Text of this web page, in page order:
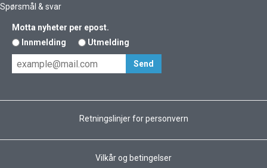
Spørsmål & svar
Motta nyheter per epost.
Innmelding
Utmelding
Retningslinjer for personvern
Vilkår og betingelser